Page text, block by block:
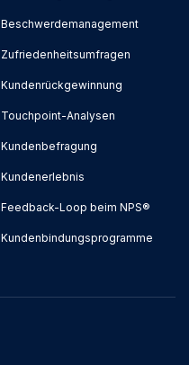
Beschwerdemanagement
Zufriedenheitsumfragen
Kundenrückgewinnung
Touchpoint-Analysen
Kundenbefragung
Kundenerlebnis
Feedback-Loop beim NPS®
Kundenbindungsprogramme